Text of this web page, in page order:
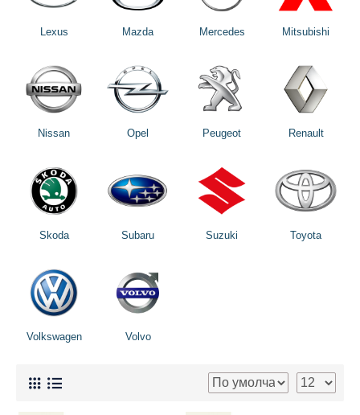
Lexus Mazda Mercedes Mitsubishi
Nissan Opel Peugeot Renault
Skoda Subaru Suzuki Toyota
Volkswagen Volvo